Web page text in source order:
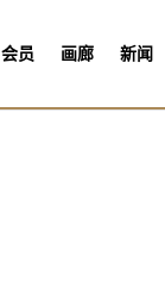
会员 画廊 新闻